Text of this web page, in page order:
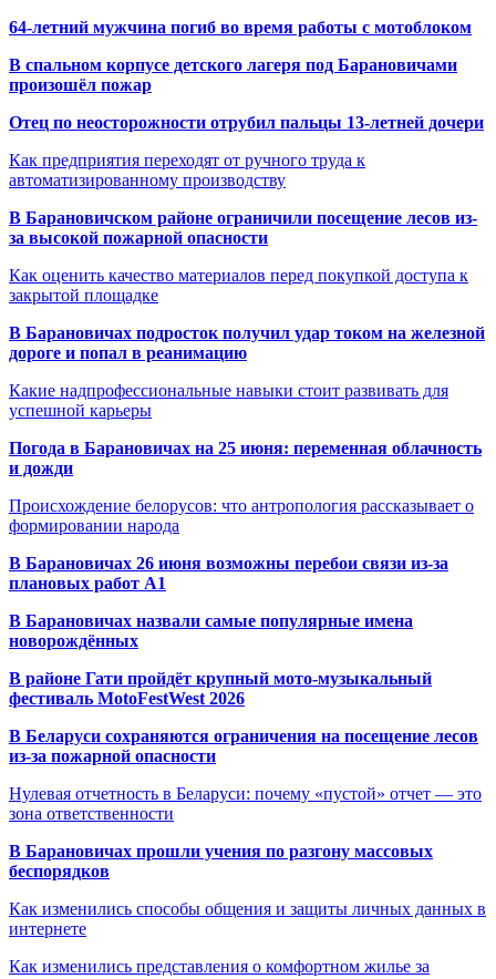
64-летний мужчина погиб во время работы с мотоблоком
В спальном корпусе детского лагеря под Барановичами
произошёл пожар
Отец по неосторожности отрубил пальцы 13-летней дочери
Как предприятия переходят от ручного труда к
автоматизированному производству
В Барановичском районе ограничили посещение лесов из-
за высокой пожарной опасности
Как оценить качество материалов перед покупкой доступа к
закрытой площадке
В Барановичах подросток получил удар током на железной
дороге и попал в реанимацию
Какие надпрофессиональные навыки стоит развивать для
успешной карьеры
Погода в Барановичах на 25 июня: переменная облачность
и дожди
Происхождение белорусов: что антропология рассказывает о
формировании народа
В Барановичах 26 июня возможны перебои связи из-за
плановых работ A1
В Барановичах назвали самые популярные имена
новорождённых
В районе Гати пройдёт крупный мото-музыкальный
фестиваль MotoFestWest 2026
В Беларуси сохраняются ограничения на посещение лесов
из-за пожарной опасности
Нулевая отчетность в Беларуси: почему «пустой» отчет — это
зона ответственности
В Барановичах прошли учения по разгону массовых
беспорядков
Как изменились способы общения и защиты личных данных в
интернете
Как изменились представления о комфортном жилье за